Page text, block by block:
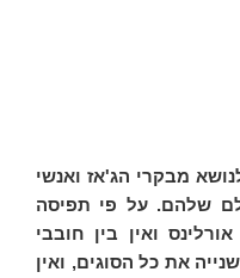
מבקרי הג'אז ואנשי
שלהם. על פי תפיסה
ואין בין חובבי
את כל הסוגים, ואין